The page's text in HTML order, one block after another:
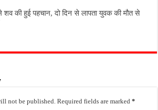
की हुई पहचान, दो दिन से लापता युवक की मौत से
not be published. Required fields are marked*